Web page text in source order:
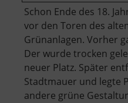
Schon Ende des 18.
vor den Toren des
Grünanlagen. Vorher
Der wurde trocken
neuer Platz. Später
Stadtmauer und legte
andere grüne